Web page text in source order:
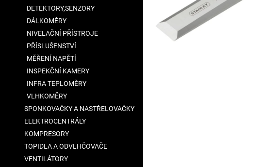
DETEKTORY,SENZORY
DÁLKOMĚRY
NIVELAČNÍ PŘÍSTROJE
PŘÍSLUŠENSTVÍ
MĚŘENÍ NAPĚTÍ
INSPEKČNÍ KAMERY
INFRA TEPLOMĚRY
VLHKOMĚRY
SPONKOVAČKY A NASTŘELOVAČKY
ELEKTROCENTRÁLY
KOMPRESORY
TOPIDLA A ODVLHČOVAČE
VENTILÁTORY